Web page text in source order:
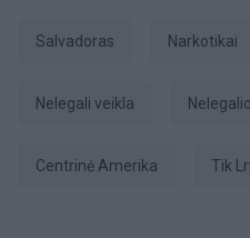
Salvadoras Narkotikai
nelegali veikla
Centrinė Amerika tik